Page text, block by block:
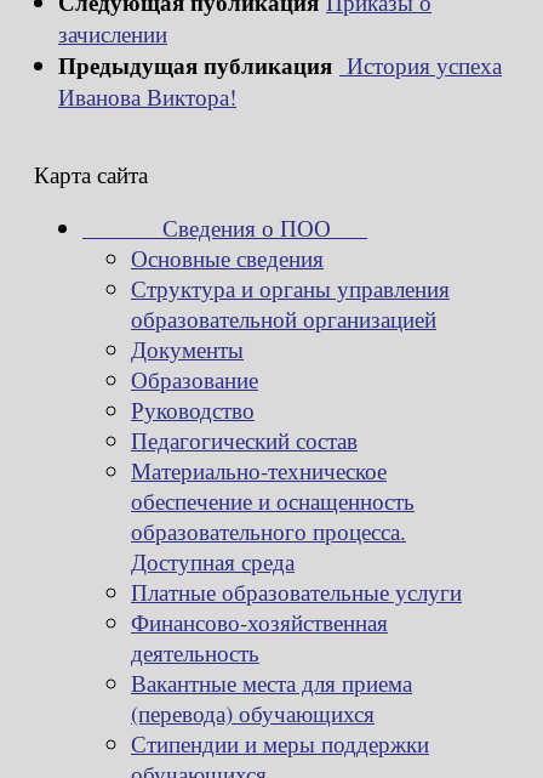
зачислении
Предыдущая публикация История успеха
Иванова Виктора!
Карта сайта
Сведения о ПОО
Основные сведения
Структура и органы управления
образовательной организацией
Документы
Образование
Руководство
Педагогический состав
Материально-техническое
обеспечение и оснащенность
образовательного процесса.
Доступная среда
Платные образовательные услуги
Финансово-хозяйственная
деятельность
Вакантные места для приема
(перевода) обучающихся
Стипендии и меры поддержки